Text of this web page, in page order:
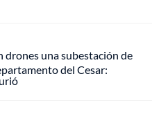
drones una subestación de
del Cesar: